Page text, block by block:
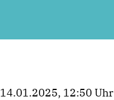
14.01.2025, 12:50 Uhr